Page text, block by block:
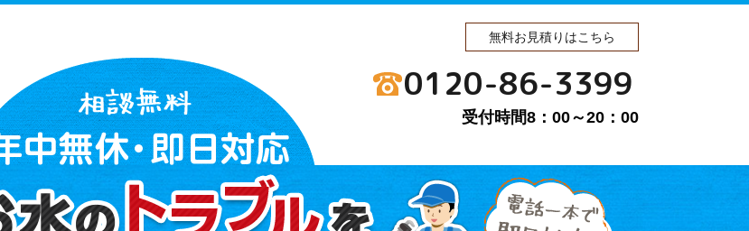
無料お見積りはこちら
0120-86-3399
受付時間8：00～20：00